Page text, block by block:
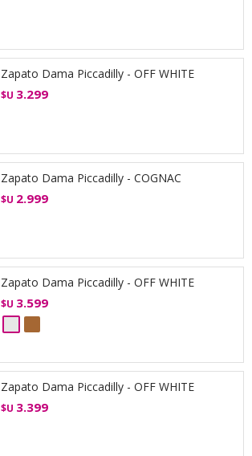
Zapato Dama Piccadilly - OFF WHITE
$U 3.299
Zapato Dama Piccadilly - COGNAC
$U 2.999
Zapato Dama Piccadilly - OFF WHITE
$U 3.599
Zapato Dama Piccadilly - OFF WHITE
$U 3.399